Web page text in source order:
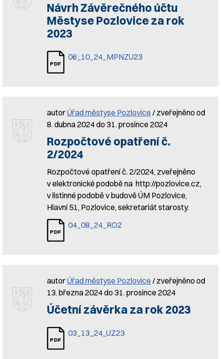
Návrh Závěrečného účtu
Městyse Pozlovice za rok
2023
06_10_24_MPNZU23
autorÚřad městyse Pozlovice / zveřejněno od
8. dubna 2024 do 31. prosince 2024
Rozpočtové opatření č.
2/2024
Rozpočtové opatření č. 2/2024, zveřejněno
v elektronické podobě na http://pozlovice.cz,
v listinné podobě v budově ÚM Pozlovice,
Hlavní 51, Pozlovice, sekretariát starosty.
04_08_24_RO2
autorÚřad městyse Pozlovice / zveřejněno od
13. března 2024 do 31. prosince 2024
Účetní závěrka za rok 2023
03_13_24_UZ23